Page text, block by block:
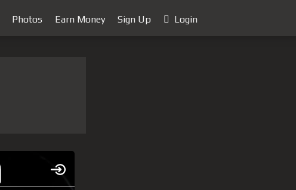
Photos Earn Money Sign Up Login